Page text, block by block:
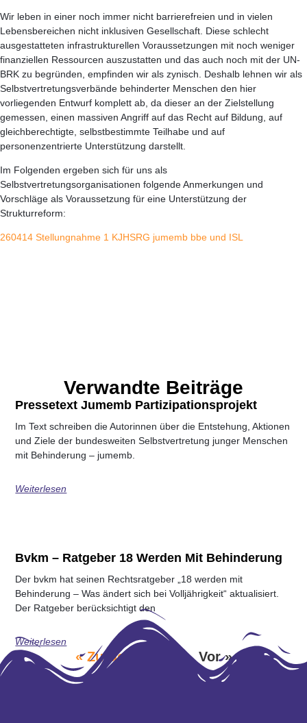
Wir leben in einer noch immer nicht barrierefreien und in vielen
Lebensbereichen nicht inklusiven Gesellschaft. Diese schlecht
ausgestatteten infrastrukturellen Voraussetzungen mit noch weniger
finanziellen Ressourcen auszustatten und das auch noch mit der UN-
BRK zu begründen, empfinden wir als zynisch. Deshalb lehnen wir als
Selbstvertretungsverbände behinderter Menschen den hier
vorliegenden Entwurf komplett ab, da dieser an der Zielstellung
gemessen, einen massiven Angriff auf das Recht auf Bildung, auf
gleichberechtigte, selbstbestimmte Teilhabe und auf
personenzentrierte Unterstützung darstellt.
Im Folgenden ergeben sich für uns als
Selbstvertretungsorganisationen folgende Anmerkungen und
Vorschläge als Voraussetzung für eine Unterstützung der
Strukturreform:
260414 Stellungnahme 1 KJHSRG jumemb bbe und ISL
Verwandte Beiträge
Pressetext Jumemb Partizipationsprojekt
Im Text schreiben die Autorinnen über die Entstehung, Aktionen
und Ziele der bundesweiten Selbstvertretung junger Menschen
mit Behinderung – jumemb.
Weiterlesen
Bvkm – Ratgeber 18 Werden Mit Behinderung
Der bvkm hat seinen Rechtsratgeber „18 werden mit
Behinderung – Was ändert sich bei Volljährigkeit“ aktualisiert.
Der Ratgeber berücksichtigt den
Weiterlesen
« Zurück 3 Vor »